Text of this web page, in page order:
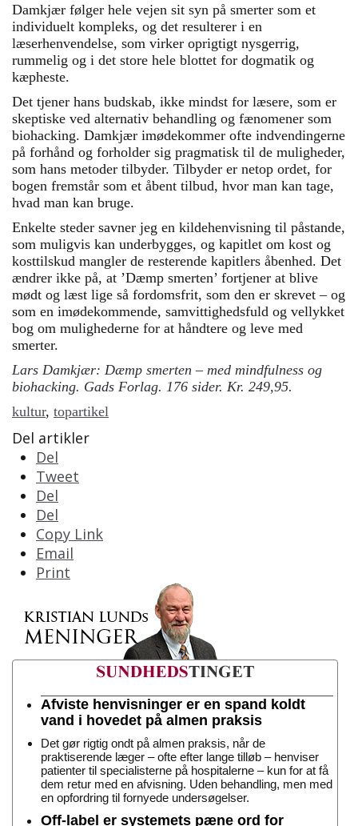
Damkjær følger hele vejen sit syn på smerter som et
individuelt kompleks, og det resulterer i en
læserhenvendelse, som virker oprigtigt nysgerrig,
rummelig og i det store hele blottet for dogmatik og
kæpheste.
Det tjener hans budskab, ikke mindst for læsere, som er
skeptiske ved alternativ behandling og fænomener som
biohacking. Damkjær imødekommer ofte indvendingerne
på forhånd og forholder sig pragmatisk til de muligheder,
som hans metoder tilbyder. Tilbyder er netop ordet, for
bogen fremstår som et åbent tilbud, hvor man kan tage,
hvad man kan bruge.
Enkelte steder savner jeg en kildehenvisning til påstande,
som muligvis kan underbygges, og kapitlet om kost og
kosttilskud mangler de resterende kapitlers åbenhed. Det
ændrer ikke på, at ’Dæmp smerten’ fortjener at blive
mødt og læst lige så fordomsfrit, som den er skrevet – og
som en imødekommende, samvittighedsfuld og vellykket
bog om mulighederne for at håndtere og leve med
smerter.
Lars Damkjær: Dæmp smerten – med mindfulness og
biohacking. Gads Forlag. 176 sider. Kr. 249,95.
kultur, topartikel
Del artikler
Del
Tweet
Del
Del
Copy Link
Email
Print
Afviste henvisninger er en spand koldt
vand i hovedet på almen praksis
Det gør rigtig ondt på almen praksis, når de
praktiserende læger – ofte efter lange tilløb – henviser
patienter til specialisterne på hospitalerne – kun for at få
dem retur med en afvisning. Uden behandling, men med
en opfordring til fornyede undersøgelser.
Off-label er systemets pæne ord for